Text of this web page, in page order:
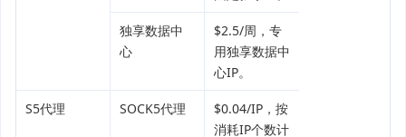
独享数据中
心
$2.5/周，专
用独享数据中
心IP。
S5代理 SOCK5代理
$0.04/IP，按
消耗IP个数计